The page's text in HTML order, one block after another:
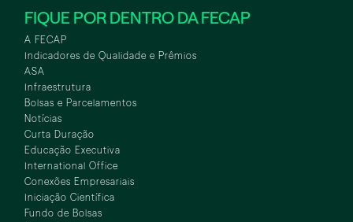
FIQUE POR DENTRO DA FECAP
A FECAP
Indicadores de Qualidade e Prêmios
ASA
Infraestrutura
Bolsas e Parcelamentos
Notícias
Curta Duração
Educação Executiva
International Office
Conexões Empresariais
Iniciação Científica
Fundo de Bolsas